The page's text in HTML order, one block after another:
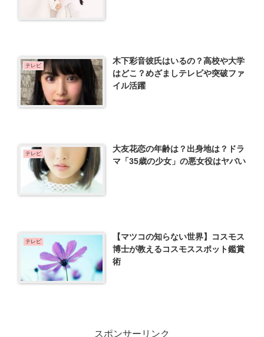
テレビ
木下彩音彼氏はいるの？高校や大学
はどこ？めざましテレビや突破ファ
イル活躍
テレビ
大友花恋の年齢は？出身地は？ドラ
マ「35歳の少女」の悪女役はヤバい
テレビ
【マツコの知らない世界】コスモス
博士が教えるコスモススポット鑑賞
術
スポンサーリンク